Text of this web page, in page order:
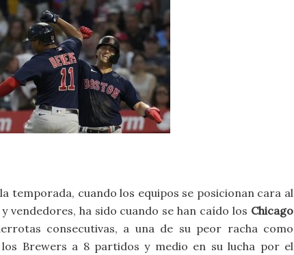
temporada, cuando los equipos se posicionan cara al
ha sido cuando se han caído los Chicago
consecutivas, a una de su peor racha como
Brewers a 8 partidos y medio en su lucha por el